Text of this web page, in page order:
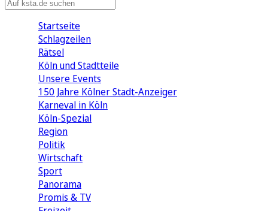
Startseite
Schlagzeilen
Rätsel
Köln und Stadtteile
Unsere Events
150 Jahre Kölner Stadt-Anzeiger
Karneval in Köln
Köln-Spezial
Region
Politik
Wirtschaft
Sport
Panorama
Promis & TV